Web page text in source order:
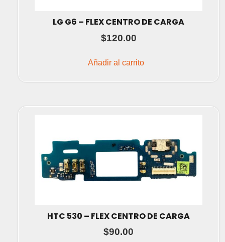
LG G6 – FLEX CENTRO DE CARGA
$120.00
Añadir al carrito
HTC 530 – FLEX CENTRO DE CARGA
$90.00